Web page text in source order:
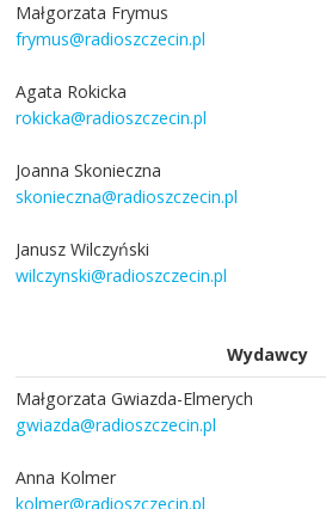
Małgorzata Frymus
frymus@radioszczecin.pl
Agata Rokicka
rokicka@radioszczecin.pl
Joanna Skonieczna
skonieczna@radioszczecin.pl
Janusz Wilczyński
wilczynski@radioszczecin.pl
Wydawcy
Małgorzata Gwiazda-Elmerych
gwiazda@radioszczecin.pl
Anna Kolmer
kolmer@radioszczecin.pl